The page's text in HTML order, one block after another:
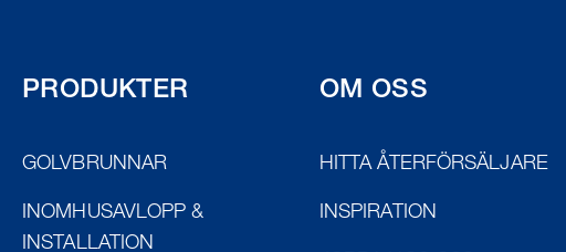
PRODUKTER
GOLVBRUNNAR
INOMHUSAVLOPP &
INSTALLATION
OM OSS
HITTA ÅTERFÖRSÄLJARE
INSPIRATION